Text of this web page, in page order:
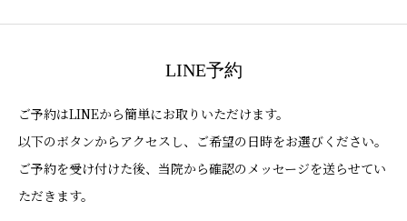
LINE予約
ご予約はLINEから簡単にお取りいただけます。
以下のボタンからアクセスし、ご希望の日時をお選びください。
ご予約を受け付けた後、当院から確認のメッセージを送らせてい
ただきます。